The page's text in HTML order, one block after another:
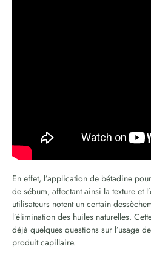
En effet, l’application de bétadine
de sébum, affectant ainsi la texture et
utilisateurs notent un certain
l’élimination des huiles naturelles.
déjà quelques questions sur l’usage
produit capillaire.